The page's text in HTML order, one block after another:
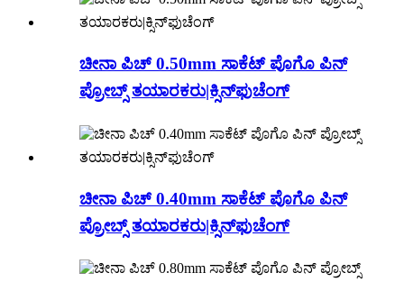
ಚೀನಾ ಪಿಚ್ 0.50mm ಸಾಕೆಟ್ ಪೊಗೊ ಪಿನ್
ಪ್ರೋಬ್ಸ್ ತಯಾರಕರು|ಕ್ಸಿನ್‌ಫುಚೆಂಗ್
ಚೀನಾ ಪಿಚ್ 0.40mm ಸಾಕೆಟ್ ಪೊಗೊ ಪಿನ್
ಪ್ರೋಬ್ಸ್ ತಯಾರಕರು|ಕ್ಸಿನ್‌ಫುಚೆಂಗ್